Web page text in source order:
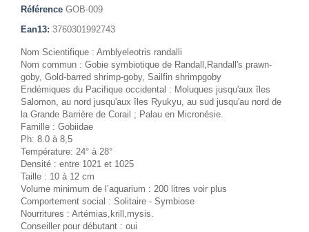
Référence GOB-009
Ean13: 3760301992743
Nom Scientifique : Amblyeleotris randalli
Nom commun : Gobie symbiotique de Randall,Randall's prawn-
goby, Gold-barred shrimp-goby, Sailfin shrimpgoby
Endémiques du Pacifique occidental : Moluques jusqu'aux îles
Salomon, au nord jusqu'aux îles Ryukyu, au sud jusqu'au nord de
la Grande Barrière de Corail ; Palau en Micronésie.
Famille : Gobiidae
Ph: 8.0 à 8,5
Température: 24° à 28°
Densité : entre 1021 et 1025
Taille : 10 à 12 cm
Volume minimum de l’aquarium : 200 litres voir plus
Comportement social : Solitaire - Symbiose
Nourritures : Artémias,krill,mysis.
Conseiller pour débutant : oui